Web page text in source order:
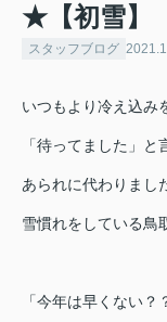
★【初雪】
スタッフブログ
いつもより冷え込み
「待ってました」
あられに代わりまし
雪慣れをしている鳥
「今年は早くない？